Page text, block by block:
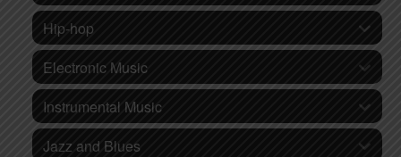
Hip-hop
Electronic Music
Instrumental Music
Jazz and Blues